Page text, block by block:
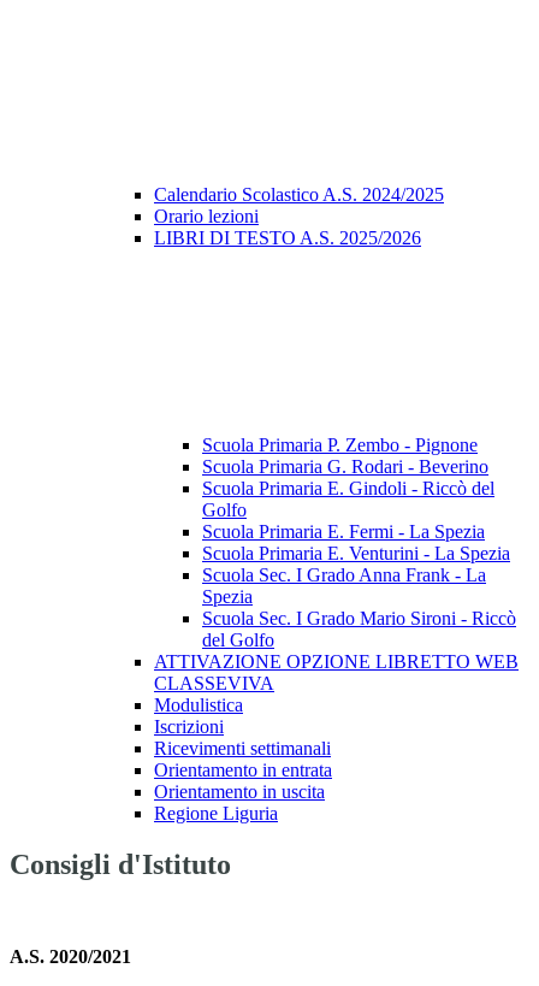
Calendario Scolastico A.S. 2024/2025
Orario lezioni
LIBRI DI TESTO A.S. 2025/2026
Scuola Primaria P. Zembo - Pignone
Scuola Primaria G. Rodari - Beverino
Scuola Primaria E. Gindoli - Riccò del
Golfo
Scuola Primaria E. Fermi - La Spezia
Scuola Primaria E. Venturini - La Spezia
Scuola Sec. I Grado Anna Frank - La
Spezia
Scuola Sec. I Grado Mario Sironi - Riccò
del Golfo
ATTIVAZIONE OPZIONE LIBRETTO WEB
CLASSEVIVA
Modulistica
Iscrizioni
Ricevimenti settimanali
Orientamento in entrata
Orientamento in uscita
Regione Liguria
Consigli d'Istituto
A.S. 2020/2021